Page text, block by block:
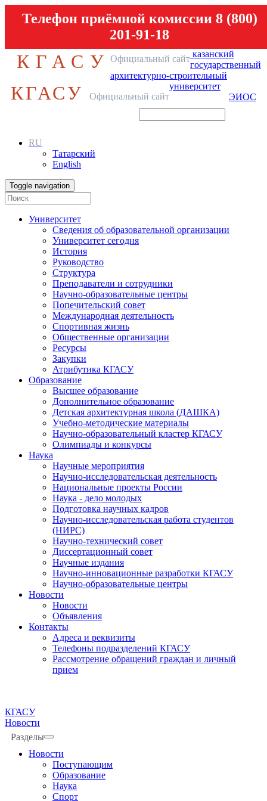
Телефон приёмной комиссии 8 (800)
201-91-18
КГАСУ Официальный сайт казанский
государственный
архитектурно-строительный
университет
КГАСУ Официальный сайт ЭИОС
RU
Татарский
English
Toggle navigation
Университет
Сведения об образовательной организации
Университет сегодня
История
Руководство
Структура
Преподаватели и сотрудники
Научно-образовательные центры
Попечительский совет
Международная деятельность
Спортивная жизнь
Общественные организации
Ресурсы
Закупки
Атрибутика КГАСУ
Образование
Высшее образование
Дополнительное образование
Детская архитектурная школа (ДАШКА)
Учебно-методические материалы
Научно-образовательный кластер КГАСУ
Олимпиады и конкурсы
Наука
Научные мероприятия
Научно-исследовательская деятельность
Национальные проекты России
Наука - дело молодых
Подготовка научных кадров
Научно-исследовательская работа студентов
(НИРС)
Научно-технический совет
Диссертационный совет
Научные издания
Научно-инновационные разработки КГАСУ
Научно-образовательные центры
Новости
Новости
Объявления
Контакты
Адреса и реквизиты
Телефоны подразделений КГАСУ
Рассмотрение обращений граждан и личный
прием
КГАСУ
Новости
Разделы
Новости
Поступающим
Образование
Наука
Спорт